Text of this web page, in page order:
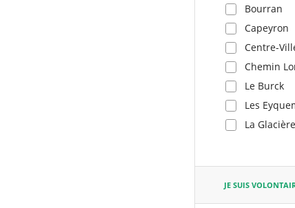
Bourran
Capeyron
Centre-
Chemin
Le Burck
Les
La Glacière
JE SUIS